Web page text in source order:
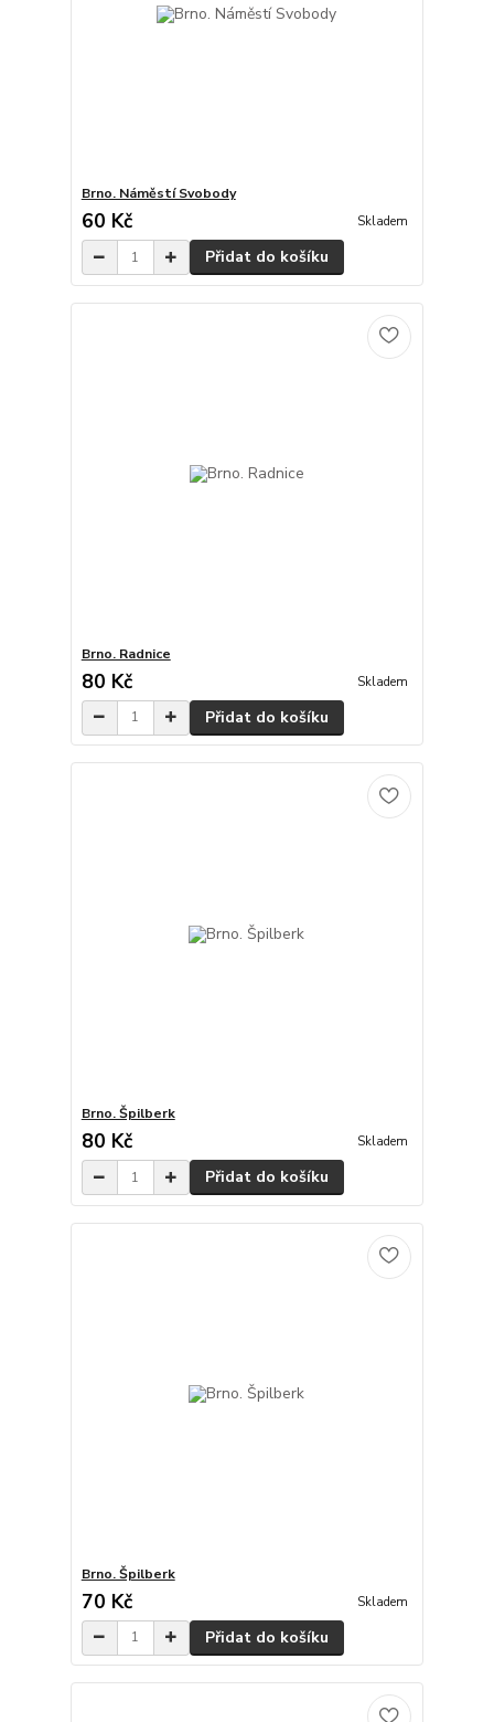
Brno. Náměstí Svobody
60 Kč Skladem
Přidat do košíku
Brno. Radnice
80 Kč Skladem
Přidat do košíku
Brno. Špilberk
80 Kč Skladem
Přidat do košíku
Brno. Špilberk
70 Kč Skladem
Přidat do košíku